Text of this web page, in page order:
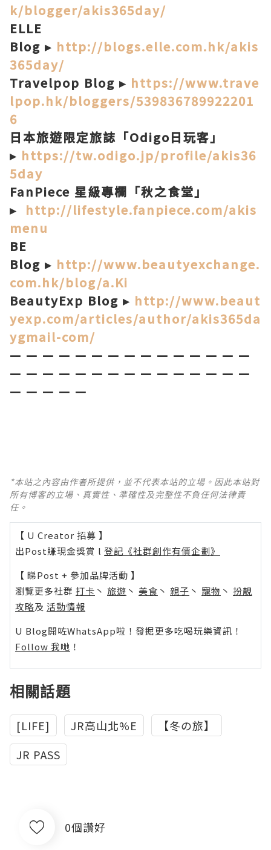
k/blogger/akis365day/
ELLE
Blog ▸ http://blogs.elle.com.hk/akis
365day/
Travelpop Blog ▸ https://www.trave
lpop.hk/bloggers/539836789922201
6
日本旅遊限定旅誌「Odigo日玩客」
▸ https://tw.odigo.jp/profile/akis36
5day
FanPiece 星級專欄「秋之食堂」
▸ http://lifestyle.fanpiece.com/akis
menu
BE
Blog ▸ http://www.beautyexchange.
com.hk/blog/a.Ki
BeautyExp Blog ▸ http://www.beaut
yexp.com/articles/author/akis365da
ygmail-com/
— — — — — — — — — — — — — — —
— — — — — — — — — — — — — — —
— — — — —
*本站之內容由作者所提供，並不代表本站的立場。因此本站對
所有博客的立場、真實性、準確性及完整性不負任何法律責
任。
【 U Creator 招募 】
出Post賺現金獎賞 l 登記《社群創作有價企劃》
【 睇Post + 參加品牌活動 】
瀏覽更多社群 打卡 丶 旅遊 丶 美食 丶 親子 丶 寵物 丶 扮靚
攻略及 活動情報
U Blog開咗WhatsApp啦！發掘更多吃喝玩樂資訊！
Follow 我哋 ！
相關話題
[LIFE] JR高山北%E
【冬の旅】
JR PASS
0個讚好